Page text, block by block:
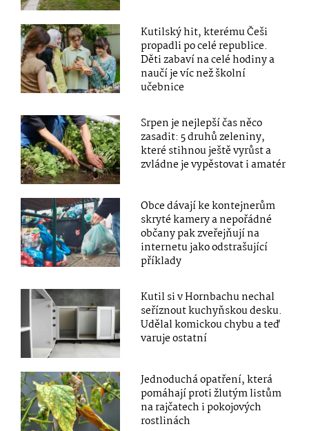
Kutilský hit, kterému Češi
propadli po celé republice.
Děti zabaví na celé hodiny a
naučí je víc než školní
učebnice
Srpen je nejlepší čas něco
zasadit: 5 druhů zeleniny,
které stihnou ještě vyrůst a
zvládne je vypěstovat i amatér
Obce dávají ke kontejnerům
skryté kamery a nepořádné
občany pak zveřejňují na
internetu jako odstrašující
příklady
Kutil si v Hornbachu nechal
seříznout kuchyňskou desku.
Udělal komickou chybu a teď
varuje ostatní
Jednoduchá opatření, která
pomáhají proti žlutým listům
na rajčatech i pokojových
rostlinách